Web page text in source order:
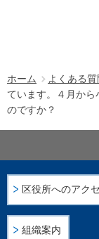
ホーム よくある
ています。４月か
のですか？
区役所へのアク
組織案内